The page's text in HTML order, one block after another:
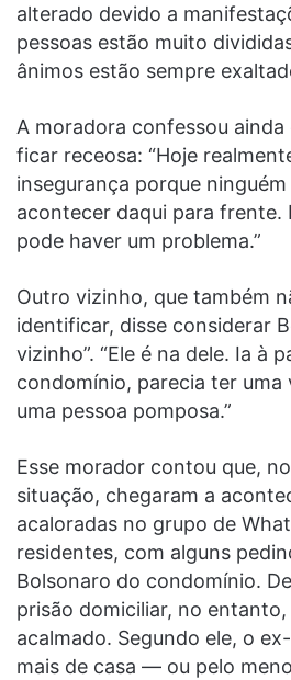
alterado devido a
pessoas estão muito
ânimos estão sempre
A moradora confessou ainda
ficar receosa: “Hoje
insegurança porque
acontecer daqui para frente.
pode haver um problema.”
Outro vizinho, que também
identificar, disse considerar
vizinho”. “Ele é na dele. Ia à
condomínio, parecia ter uma
uma pessoa pomposa.”
Esse morador contou que,
situação, chegaram a
acaloradas no grupo de
residentes, com alguns
Bolsonaro do condomínio.
prisão domiciliar, no
acalmado. Segundo ele, o
mais de casa — ou pelo